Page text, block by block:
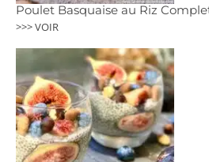
Poulet Basquaise au Riz
>>> VOIR